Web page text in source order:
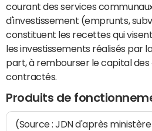
courant des services
d'investissement (emprunts,
constituent les recettes qui
les investissements réalisés par
part, à rembourser le capital des
contractés.
Produits de
(Source : JDN d'après